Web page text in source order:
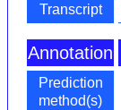
Transcript
Annotation
Prediction
method(s)